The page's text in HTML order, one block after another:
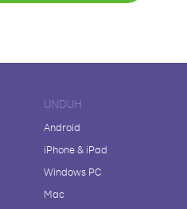
UNDUH
Android
iPhone & iPad
Windows PC
Mac